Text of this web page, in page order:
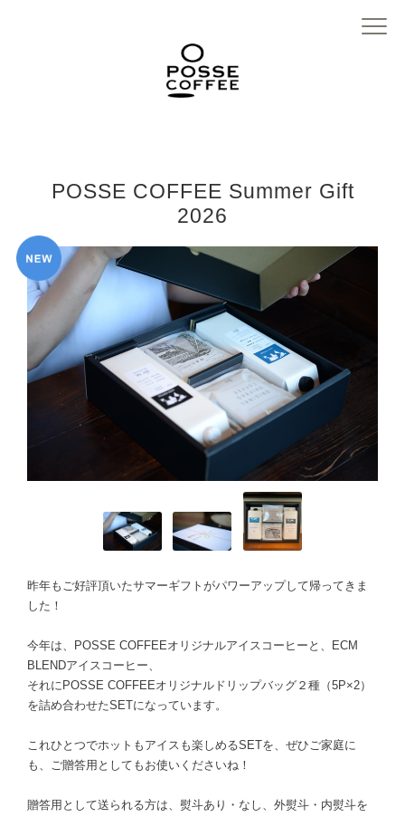
POSSE COFFEE Summer Gift
2026
昨年もご好評頂いたサマーギフトがパワーアップして帰ってきま
した！
今年は、POSSE COFFEEオリジナルアイスコーヒーと、ECM
BLENDアイスコーヒー、
それにPOSSE COFFEEオリジナルドリップバッグ２種（5P×2）
を詰め合わせたSETになっています。
これひとつでホットもアイスも楽しめるSETを、ぜひご家庭に
も、ご贈答用としてもお使いくださいね！
贈答用として送られる方は、熨斗あり・なし、外熨斗・内熨斗を